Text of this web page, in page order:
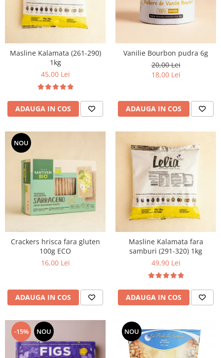
Masline Kalamata (261-290)
1kg
45,00 Lei
ADAUGA IN COS
Vanilie Bourbon pudra 6g
20,00 Lei
18,00 Lei
ADAUGA IN COS
NOU
Crackers hrisca fara gluten
100g ECO
16,00 Lei
ADAUGA IN COS
Masline Kalamata fara
samburi (291-320) 1kg
49,90 Lei
ADAUGA IN COS
-15% NOU NOU